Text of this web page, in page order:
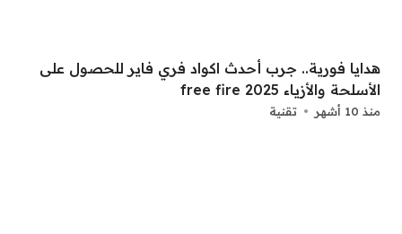
هدايا فورية.. جرب أحدث اكواد فري فاير للحصول على
الأسلحة والأزياء free fire 2025
منذ 10 أشهر تقنية